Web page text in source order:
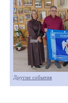
Другие события